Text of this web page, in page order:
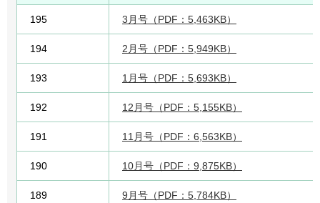
195 3月号（PDF：5,463KB）
194 2月号（PDF：5,949KB）
193 1月号（PDF：5,693KB）
192 12月号（PDF：5,155KB）
191 11月号（PDF：6,563KB）
190 10月号（PDF：9,875KB）
189 9月号（PDF：5,784KB）